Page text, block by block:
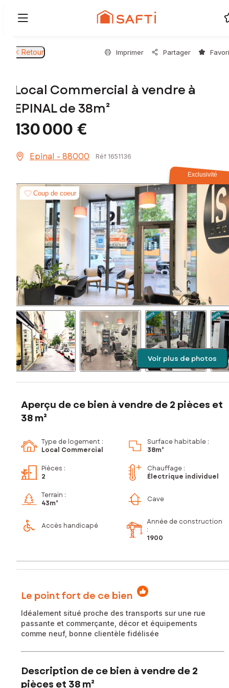
Retour Imprimer Partager
Local Commercial à vendre à
EPINAL de 38m²
130 000 €
Epinal - 88000 Réf 1651136
Exclusivité
Coup de coeur
Voir plus de photos
Aperçu de ce bien à vendre de 2 pièces et
38 m²
Type de logement :
Local Commercial
Surface habitable :
38m²
Pièces :
2
Chauffage :
Électrique individuel
Terrain :
43m²
Cave
Accès handicapé
Année de construction
:
1900
Le point fort de ce bien
Idéalement situé proche des transports sur une rue
passante et commerçante, décor et équipements
comme neuf, bonne clientèle fidélisée
Description de ce bien à vendre de 2
pièces et 38 m²